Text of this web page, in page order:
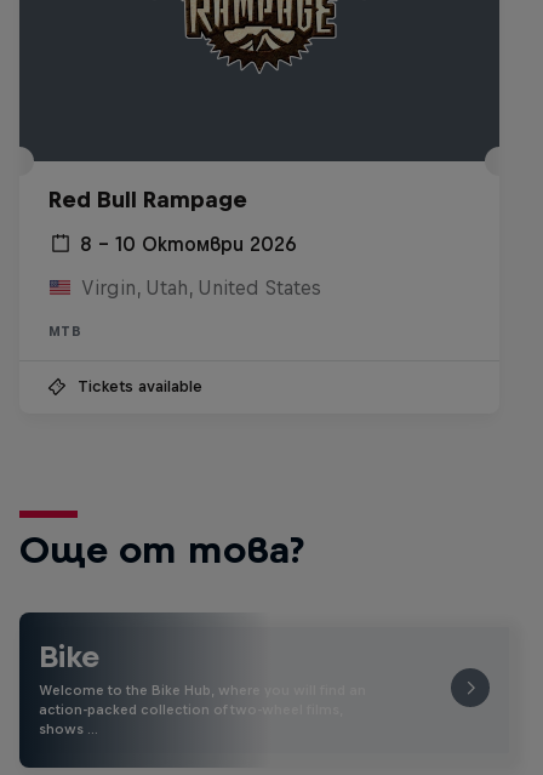
Red Bull Rampage
8 – 10 Октомври 2026
Virgin, Utah, United States
MTB
Tickets available
Още от това?
Bike
Welcome to the Bike Hub, where you will find an
action-packed collection of two-wheel films,
shows …